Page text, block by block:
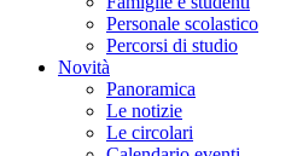
Personale scolastico
Percorsi di studio
Novità
Panoramica
Le notizie
Le circolari